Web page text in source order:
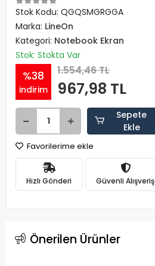
Stok Kodu: QGQSMGRGGA
Marka: LineOn
Kategori: Notebook Ekran
Stok: Stokta Var
%38
indirim
1.554,46 TL
967,98 TL
Sepete
Ekle
Favorilerime ekle
Hızlı Gönderi Güvenli Alışveriş
Önerilen Ürünler